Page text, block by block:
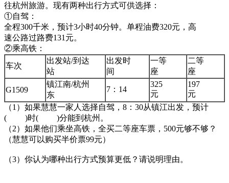
往杭州旅游。现有两种出行方式可供选择：
①自驾：
全程300千米，预计3小时40分钟。单程油费320元，高
速公路过路费131元。
②乘高铁：
车次
出发站/到达
站
出发时
间
一等
座
二等
座
G1509
镇江南/杭州
东
7：14
325
元
197
元
（1）如果慧慧一家人选择自驾，8：30从镇江出发，预计
( )时( )分能到杭州。
（2）如果他们乘坐高铁，全买二等座车票，500元够不够？
（慧慧可以购买半价票99元）
（3）你认为哪种出行方式预算更低？请说明理由。